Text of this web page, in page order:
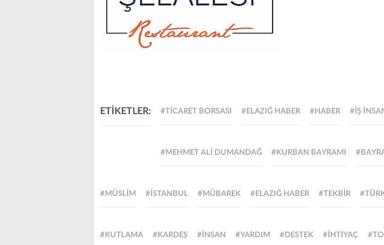
ETİKETLER: #TICARET BORSASI #ELAZIĞ HABER #HABER #IŞ
#MEHMET ALI DUMANDAĞ #KURBAN BAYRAMI
#MÜSLIM #ISTANBUL #MÜBAREK #ELAZIĞ HABER #TEKBIR
#KUTLAMA #KARDEŞ #INSAN #YARDIM #DESTEK #IHTIYAÇ